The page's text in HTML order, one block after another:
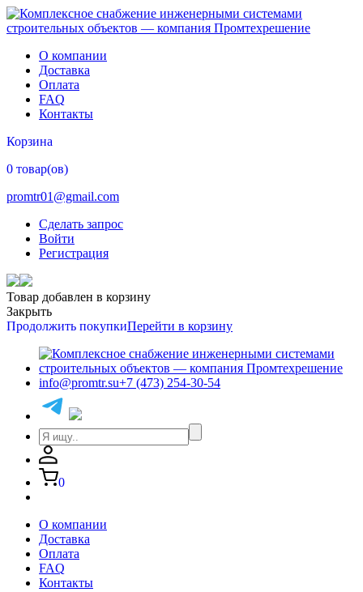
О компании
Доставка
Оплата
FAQ
Контакты
Корзина
0 товар(ов)
promtr01@gmail.com
Сделать запрос
Войти
Регистрация
Товар добавлен в корзину
Закрыть
Продолжить покупкиПерейти в корзину
info@promtr.su+7 (473) 254-30-54
0
О компании
Доставка
Оплата
FAQ
Контакты